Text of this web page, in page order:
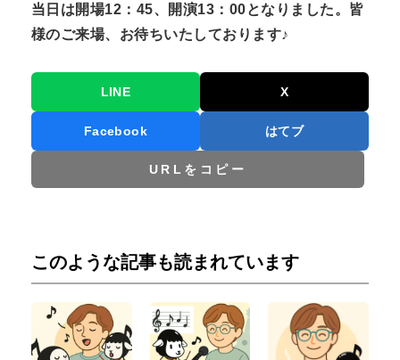
当日は開場12：45、開演13：00となりました。皆
様のご来場、お待ちいたしております♪
LINE X
Facebook はてブ
URLをコピー
このような記事も読まれています